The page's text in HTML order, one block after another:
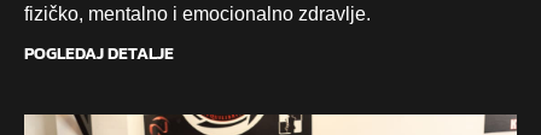
fizičko, mentalno i emocionalno zdravlje.
POGLEDAJ DETALJE